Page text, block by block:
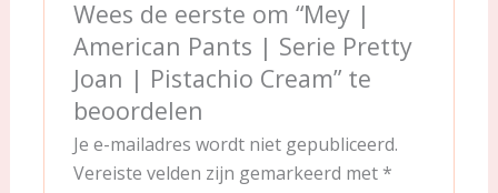
Wees de eerste om “Mey |
American Pants | Serie Pretty
Joan | Pistachio Cream” te
beoordelen
Je e-mailadres wordt niet gepubliceerd.
Vereiste velden zijn gemarkeerd met *